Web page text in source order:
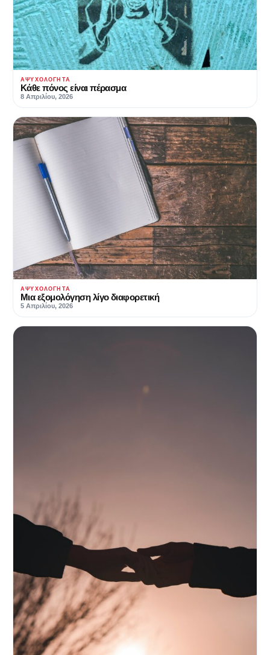
ΑΨΥΧΟΛΌΓΗΤΑ
Κάθε πόνος είναι πέρασμα
8 Απριλίου, 2026
ΑΨΥΧΟΛΌΓΗΤΑ
Μια εξομολόγηση λίγο διαφορετική
5 Απριλίου, 2026